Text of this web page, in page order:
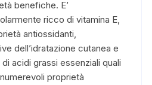
benefiche. E’
ricco di vitamina E,
antiossidanti,
dell’idratazione cutanea e
acidi grassi essenziali quali
proprietà